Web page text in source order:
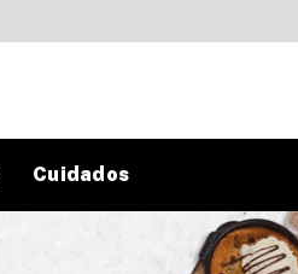
Cuidados